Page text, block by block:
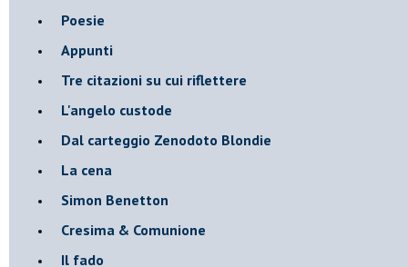
Poesie
Appunti
Tre citazioni su cui riflettere
L'angelo custode
Dal carteggio Zenodoto Blondie
La cena
Simon Benetton
Cresima & Comunione
Il fado